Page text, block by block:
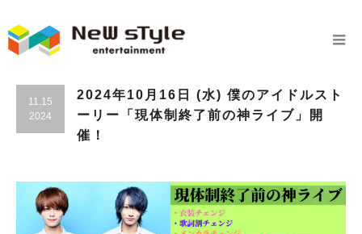
11.15
2024
2024年10月16日 (水) 僕のアイドルスト
ーリー「現体制終了前の神ライブ」開
催！